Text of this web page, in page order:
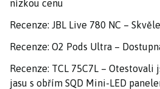
nízkou cenu
Recenze: JBL Live 780 NC –
Recenze: O2 Pods Ultra –
Recenze: TCL 75C7L – Otestovali
jasu s obřím SQD Mini-LED